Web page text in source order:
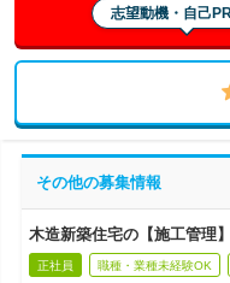
志望動機・自己
その他の募集情報
木造新築住宅の【施工管理
正社員 職種・業種未経験OK